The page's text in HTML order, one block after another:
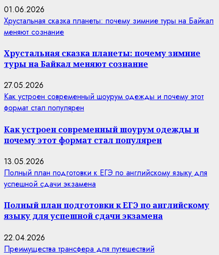
01.06.2026
Хрустальная сказка планеты: почему зимние туры на Байкал
меняют сознание
Хрустальная сказка планеты: почему зимние
туры на Байкал меняют сознание
27.05.2026
Как устроен современный шоурум одежды и почему этот
формат стал популярен
Как устроен современный шоурум одежды и
почему этот формат стал популярен
13.05.2026
Полный план подготовки к ЕГЭ по английскому языку для
успешной сдачи экзамена
Полный план подготовки к ЕГЭ по английскому
языку для успешной сдачи экзамена
22.04.2026
Преимущества трансфера для путешествий